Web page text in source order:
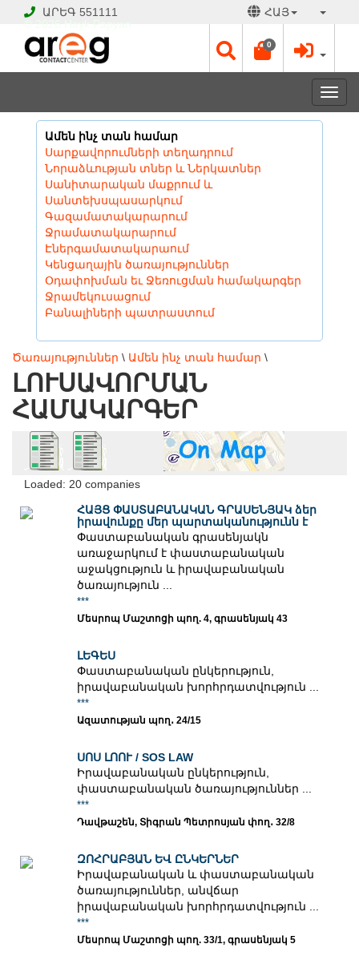
ԱՐԵԳ 551111 ՀԱՅ
0
Ամեն ինչ տան համար
Սարքավորումների տեղադրում
Նորաձևության տներ և Ներկատներ
Սանիտարական մաքրում և
Սանտեխսպասարկում
Գազամատակարարում
Ջրամատակարարում
Էներգամատակարաում
Կենցաղային ծառայություններ
Օդափոխման եւ Ջեռուցման համակարգեր
Ջրամեկուսացում
Բանալիների պատրաստում
Ծառայություններ \ Ամեն ինչ տան համար \
ԼՈՒՍԱՎՈՐՄԱՆ
ՀԱՄԱԿԱՐԳԵՐ
Loaded: 20 companies
ՀԱՅՑ ՓԱՍՏԱԲԱՆԱԿԱՆ ԳՐԱՍԵՆՅԱԿ ձեր
իրավունքը մեր պարտականությունն է
Փաստաբանական գրասենյակն
առաջարկում է փաստաբանական
աջակցություն և իրավաբանական
ծառայություն ...
***
Մեսրոպ Մաշտոցի պող. 4, գրասենյակ 43
ԼԵԳԵՍ
Փաստաբանական ընկերություն,
իրավաբանական խորհրդատվություն ...
***
Ազատության պող․ 24/15
ՍՈՍ ԼՈՈՒ / SOS LAW
Իրավաբանական ընկերություն,
փաստաբանական ծառայություններ ...
***
Դավթաշեն, Տիգրան Պետրոսյան փող․ 32/8
ԶՈՀՐԱԲՅԱՆ ԵՎ ԸՆԿԵՐՆԵՐ
Իրավաբանական և փաստաբանական
ծառայություններ, անվճար
իրավաբանական խորհրդատվություն ...
***
Մեսրոպ Մաշտոցի պող. 33/1, գրասենյակ 5